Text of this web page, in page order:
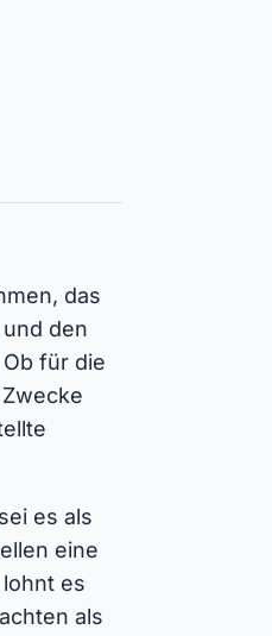
das
den
für die
es als
eine
es
als